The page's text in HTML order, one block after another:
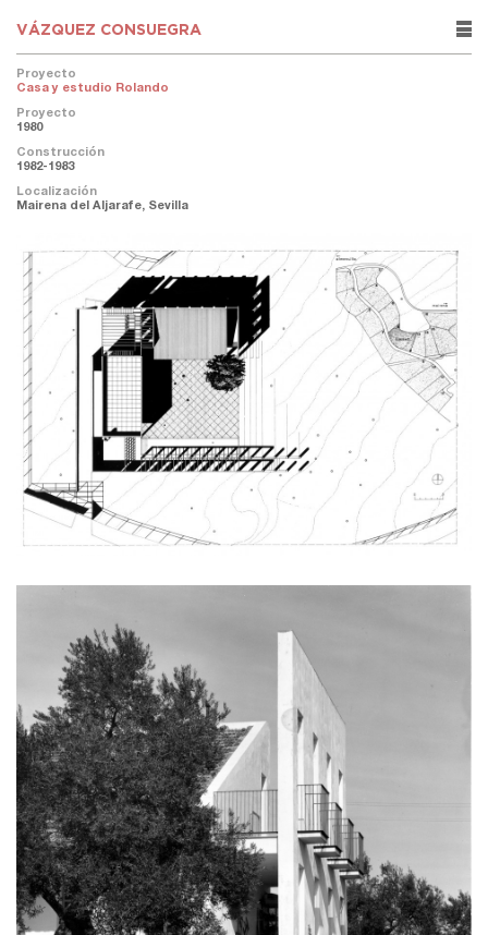
VÁZQUEZ CONSUEGRA rows
Proyecto
Casa y estudio Rolando
Proyecto
1980
Construcción
1982-1983
Localización
Mairena del Aljarafe, Sevilla